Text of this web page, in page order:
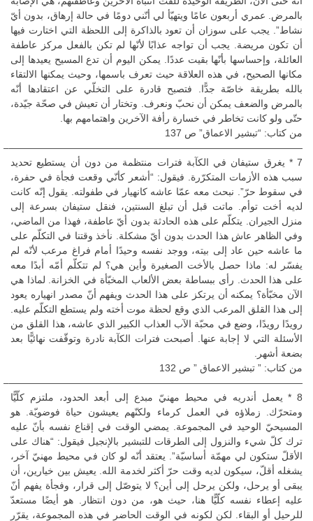
بالمرض. عمري أربعون عامًا ويتهيّأ لي أنّني دومًا في حالة إرهاق، بدون أيّ
نشاط”. يجب على سوزان أن تعود بالذاكرة إلى اللحظة التي اختارت فيها
أن تكون مريضة. يجب أن تواجه عذابًا لأنّها لم تكن بالفعل مركز عاطفة
العائلة، وإحساسها بأنّها بقيت عددًا. يمكن اليوم أن تدع المسيح يعيدها إلى
مكانها الصحيح، في هذه العلاقة حيث تعرف باسمها، وحيث يمكنها الالتقاء
بالله بطريقة خاصّة جدًّا. فتصبح قادرة على التخلّي عن اعتقادها أنّه
بالمرض والضعف يمكن أن نحبّ ونعرف. وتختار أن تعيش في صحّة جيّدة،
حتّى ولو كانت تخاطر في خسارة رأفة الآخرين واهتمامهم بها.
من كتاب: “تبشير الاعماق” ص 137
——————————————————————————————–
7 * يغرق ستيفان في الكآبة فترات منتظمة من دون أن يستطيع تحديد
سبب هذه الأزمات المتكرّرة. فيقول: “أشعر كأنّي وقعت فجأة في حفرة،
في سقوط حرّ”. نبحث معه عمّا عاشه كانهيار في طفولته. يقول إنّه كانت
لديه أخت توأم. ماتت قبل أن تبلغ السنتين، فنقل ستيفان بسرعة إلى
منزل الجيران. يتكلّم على هذه الحادثة بدون أيّ عاطفة، فهذا من الماضي،
وفي الظاهر عاش هذا الحدث بدون أيّ مشكلة. نأخذ وقتنا في التكلّم على
ما عاشه حين عاد إلى بيته، ووجد نفسه وحيدًا أمام فراغ مرعب لأنّه لم
يفسّر له: ماذا حصل بالأخت الصغيرة وأين هي؟ لم تتكلّم أمّه أبدًا معه
على هذا الحدث. رأى ببساطة بعض الألعاب المخبّأة في الخزانة. لماذا هي
الآن مخبّأة؟ يمكنه أن يرتكز على هذا الحدث ويفهم أنّ مصدر انهياره يعود
إلى هذا القلق المرعب الذي وقع لحظة موت أخته ولم يستطع التكلّم عليه.
رويدًا رويدًا، وضع في محبّة الآب العذاب الكبير الذي عاشه، هذا القلق من
الأسئلة التي لا إجابة عنها. أصبحت فترات الكآبة نادرة وتوقّفت نهائيًّا بعد
بضعة أشهر.
من كتاب: ” تبشير الاعماق ” ص 132
——————————————————————————————–
8 * يعمل أندريه في محيط مهنيّ مبدع إلى أبعد الحدود، ملتزم كلّيًّا
ومتحرّك. زملاؤه في العمل كرماء ولكنّهم يعيشون حياة فوضويّة. هو
المسيحيّ الوحيد في المجموعة. يمضي الوقت في إقناع نفسه بأنّ عليه
ترك كلّ شيء والنزول إلى الطرقات للتبشير بالإنجيل فيقول: “هناك على
الأقلّ ستكون لي مهمّة أساسيّة”. يعتقد أنّه لو كان في محيط مهنيّ آخر،
يشغله أقلّ، سيكون لديه وقت حرّ أكثر لخدمة الله. يعيش بين خيارين، أن
يبقى أو يرحل، ولكن يرحل إلى أين؟ لا يتوصّل إلى قرار، وفجأة يفهم أنّ
عليه إعطاء نفسه كلّيًّا هنا، حيث هو، من دون انتظار. هو أيضًا مستعدّ
للرحيل أو البقاء. لكن لكونه في الوقت الحاضر في هذه المجموعة، يقرّر